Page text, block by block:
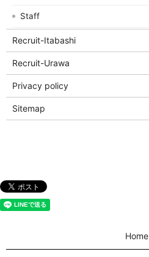
Staff
Recruit-Itabashi
Recruit-Urawa
Privacy policy
Sitemap
Home